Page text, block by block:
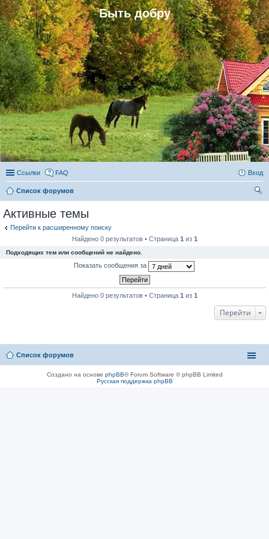
Быть добру
Ссылки FAQ Вход
Список форумов
Активные темы
Перейти к расширенному поиску
Найдено 0 результатов • Страница 1 из 1
Подходящих тем или сообщений не найдено.
Показать сообщения за
Найдено 0 результатов • Страница 1 из 1
Перейти
Список форумов
Создано на основе phpBB® Forum Software © phpBB Limited
Русская поддержка phpBB